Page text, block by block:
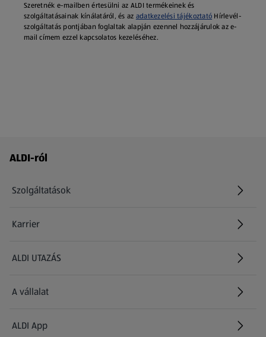
Szeretnék e-mailben értesülni az ALDI termékeinek és
szolgáltatásainak kínálatáról, és az adatkezelési tájékoztató Hírlevél-
szolgáltatás pontjában foglaltak alapján ezennel hozzájárulok az e-
mail címem ezzel kapcsolatos kezeléséhez.
Láblécmenü - további linkek
ALDI-ról
Szolgáltatások
Karrier
(új oldalon nyílik meg)
ALDI UTAZÁS
(új oldalon nyílik meg)
A vállalat
ALDI App